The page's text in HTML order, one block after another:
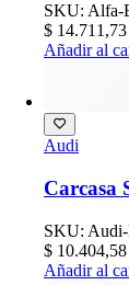
SKU: Alfa-
$ 14.711,73
Añadir al
Audi
Carcasa
SKU:
$ 10.404,58
Añadir al